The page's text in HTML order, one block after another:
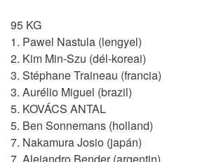
95 KG
1. Pawel Nastula (lengyel)
2. Kim Min-Szu (dél-koreai)
3. Stéphane Traineau (francia)
3. Aurélio Miguel (brazil)
5. KOVÁCS ANTAL
5. Ben Sonnemans (holland)
7. Nakamura Josio (japán)